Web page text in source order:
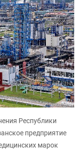
Республики
предприятие
марок